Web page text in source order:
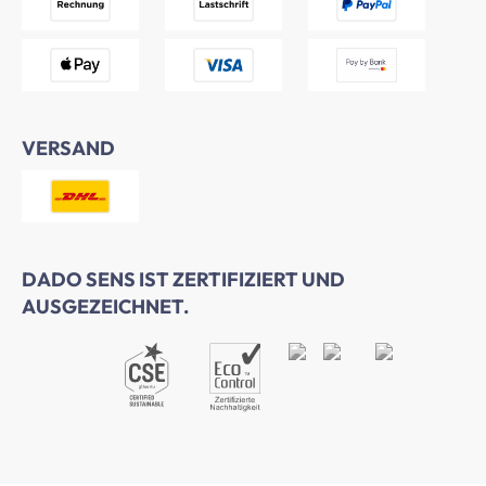
VERSAND
DADO SENS IST ZERTIFIZIERT UND
AUSGEZEICHNET.